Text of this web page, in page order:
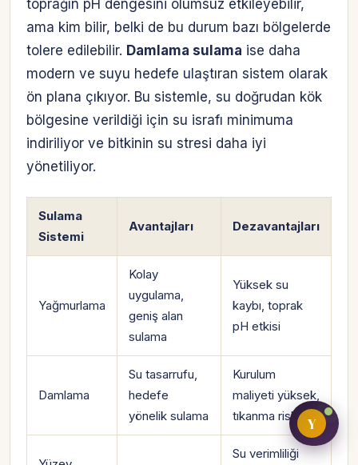
Hesabına giriş yap
Rolüne uygun panelden devam et.
Bireysel müşteri hesabı
Üretici / çiftçi paneli
B2B alıcı paneli
toprağın pH dengesini olumsuz etkileyebilir,
ama kim bilir, belki de bu durum bazı bölgelerde
tolere edilebilir. Damlama sulama ise daha
modern ve suyu hedefe ulaştıran sistem olarak
ön plana çıkıyor. Bu sistemle, su doğrudan kök
bölgesine verildiği için su israfı minimuma
indiriliyor ve bitkinin su stresi daha iyi
yönetiliyor.
Sulama
Sistemi
Avantajları Dezavantajları
Yağmurlama
Kolay
uygulama,
geniş alan
sulama
Yüksek su
kaybı, toprak
pH etkisi
Damlama
Su tasarrufu,
hedefe
yönelik sulama
Kurulum
maliyeti yüksek,
tıkanma riski
Su verimliliği
Y